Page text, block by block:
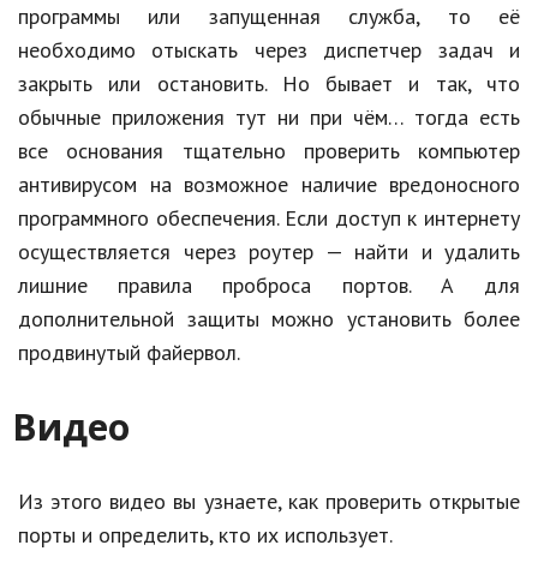
программы или запущенная служба, то её
необходимо отыскать через диспетчер задач и
закрыть или остановить. Но бывает и так, что
обычные приложения тут ни при чём… тогда есть
все основания тщательно проверить компьютер
антивирусом на возможное наличие вредоносного
программного обеспечения. Если доступ к интернету
осуществляется через роутер — найти и удалить
лишние правила проброса портов. А для
дополнительной защиты можно установить более
продвинутый файервол.
Видео
Из этого видео вы узнаете, как проверить открытые
порты и определить, кто их использует.